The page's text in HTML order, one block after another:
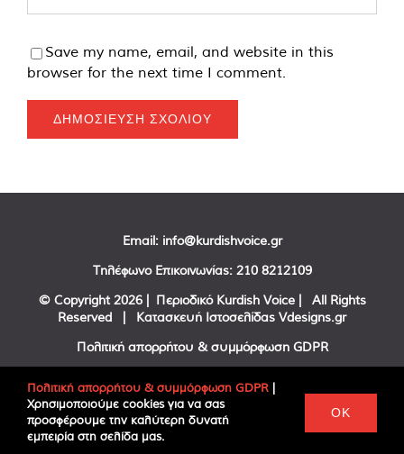
Save my name, email, and website in this
browser for the next time I comment.
Email: info@kurdishvoice.gr
Τηλέφωνο Επικοινωνίας: 210 8212109
© Copyright 2026 | Περιοδικό Kurdish Voice | All Rights
Reserved | Κατασκευή Ιστοσελίδας Vdesigns.gr
Πολιτική απορρήτου & συμμόρφωση GDPR
FacebookTwitter
Πολιτική απορρήτου & συμμόρφωση GDPR |
Χρησιμοποιούμε cookies για να σας
προσφέρουμε την καλύτερη δυνατή
εμπειρία στη σελίδα μας.
OK